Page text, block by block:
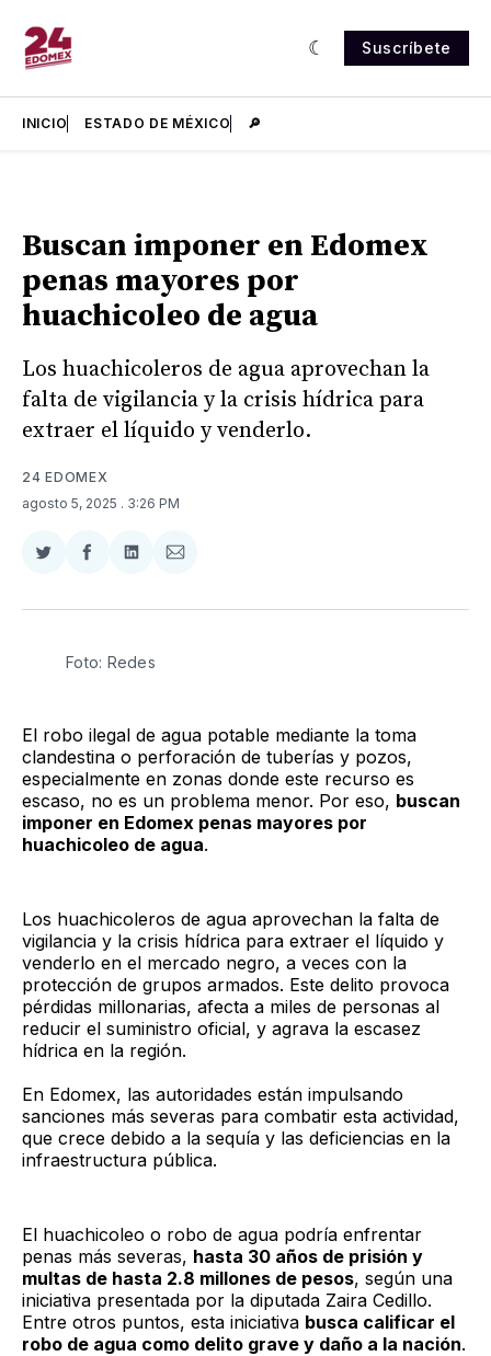
Suscríbete
INICIO ESTADO DE MÉXICO 🔎
Buscan imponer en Edomex
penas mayores por
huachicoleo de agua
Los huachicoleros de agua aprovechan la
falta de vigilancia y la crisis hídrica para
extraer el líquido y venderlo.
24 EDOMEX
agosto 5, 2025 . 3:26 PM
Compartir
Twitter
Compartir
Facebook
Compartir
LinkedIn
Compartir
Email
Foto: Redes
El robo ilegal de agua potable mediante la toma
clandestina o perforación de tuberías y pozos,
especialmente en zonas donde este recurso es
escaso, no es un problema menor. Por eso, buscan
imponer en Edomex penas mayores por
huachicoleo de agua.
Los huachicoleros de agua aprovechan la falta de
vigilancia y la crisis hídrica para extraer el líquido y
venderlo en el mercado negro, a veces con la
protección de grupos armados. Este delito provoca
pérdidas millonarias, afecta a miles de personas al
reducir el suministro oficial, y agrava la escasez
hídrica en la región.
En Edomex, las autoridades están impulsando
sanciones más severas para combatir esta actividad,
que crece debido a la sequía y las deficiencias en la
infraestructura pública.
El huachicoleo o robo de agua podría enfrentar
penas más severas, hasta 30 años de prisión y
multas de hasta 2.8 millones de pesos, según una
iniciativa presentada por la diputada Zaira Cedillo.
Entre otros puntos, esta iniciativa busca calificar el
robo de agua como delito grave y daño a la nación.